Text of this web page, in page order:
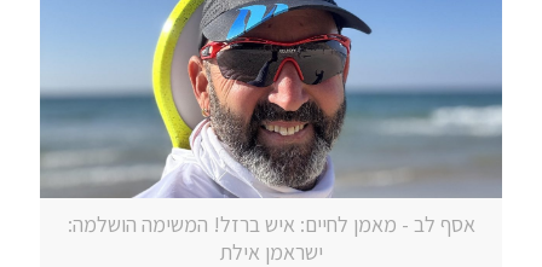
אסף לב - מאמן לחיים: איש ברזל! המשימה הושלמה:
ישראמן אילת